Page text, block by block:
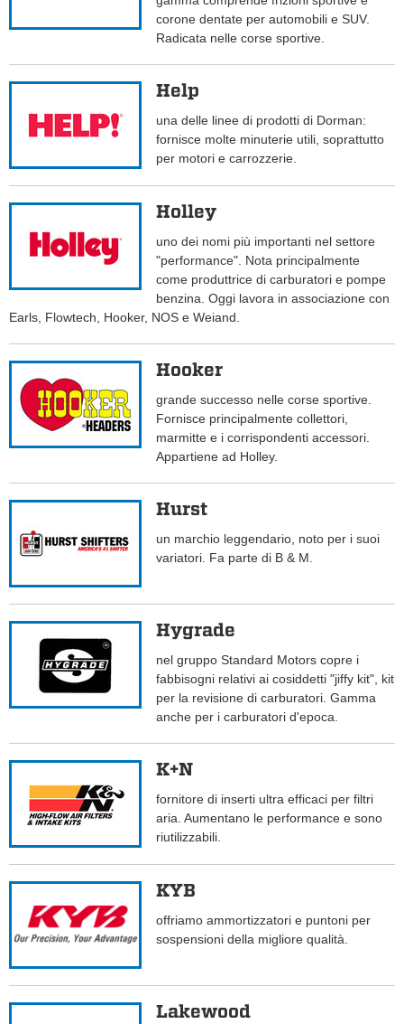
corone dentate per automobili e SUV.
Radicata nelle corse sportive.
Help
una delle linee di prodotti di Dorman:
fornisce molte minuterie utili, soprattutto
per motori e carrozzerie.
Holley
uno dei nomi più importanti nel settore
"performance". Nota principalmente
come produttrice di carburatori e pompe
benzina. Oggi lavora in associazione con
Earls, Flowtech, Hooker, NOS e Weiand.
Hooker
grande successo nelle corse sportive.
Fornisce principalmente collettori,
marmitte e i corrispondenti accessori.
Appartiene ad Holley.
Hurst
un marchio leggendario, noto per i suoi
variatori. Fa parte di B & M.
Hygrade
nel gruppo Standard Motors copre i
fabbisogni relativi ai cosiddetti "jiffy kit", kit
per la revisione di carburatori. Gamma
anche per i carburatori d'epoca.
K+N
fornitore di inserti ultra efficaci per filtri
aria. Aumentano le performance e sono
riutilizzabili.
KYB
offriamo ammortizzatori e puntoni per
sospensioni della migliore qualità.
Lakewood